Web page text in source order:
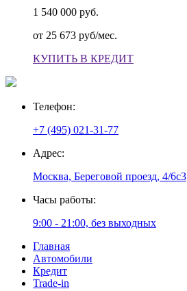
1 540 000 руб.
от 25 673 руб/мес.
КУПИТЬ В КРЕДИТ
Телефон:
+7 (495) 021-31-77
Адрес:
Москва, Береговой проезд, 4/6с3
Часы работы:
9:00 - 21:00, без выходных
Главная
Автомобили
Кредит
Trade-in